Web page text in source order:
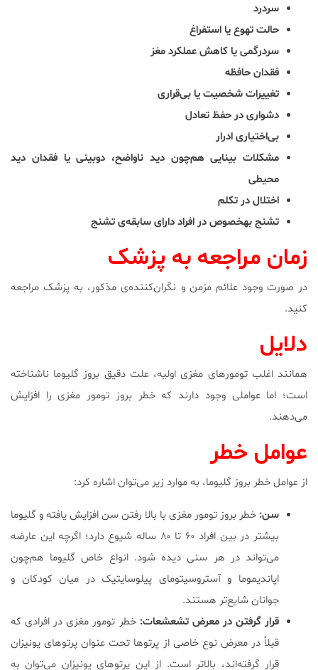
سردرد
حالت تهوع یا استفراغ
سردرگمی یا کاهش عملکرد مغز
فقدان حافظه
تغییرات شخصیت یا بی‌قراری
دشواری در حفظ تعادل
بی‌اختیاری ادرار
مشکلات بینایی هم‌چون دید ناواضح، دوبینی یا فقدان دید
محیطی
اختلال در تکلم
تشنج به‎خصوص در افراد دارای سابقه‌ی تشنج
زمان مراجعه به پزشک
در صورت وجود علائم مزمن و نگران‌کننده‌ی مذکور، به پزشک مراجعه
کنید.
دلایل
همانند اغلب تومورهای مغزی اولیه، علت دقیق بروز گلیوما ناشناخته
است؛ اما عواملی وجود دارند که خطر بروز تومور مغزی را افزایش
می‌دهند.
عوامل خطر
از عوامل خطر بروز گلیوما، به موارد زیر می‌توان اشاره کرد:
سن: خطر بروز تومور مغزی با بالا رفتن سن افزایش یافته و گلیوما
بیشتر در بین افراد ۶۰ تا ۸۰ ساله شیوع دارد؛ اگرچه این عارضه
می‌تواند در هر سنی دیده شود. انواع خاص گلیوما هم‌چون
اپاندیموما و آستروسیتومای پیلوسایتیک در میان کودکان و
جوانان شایع‌تر هستند.
قرار گرفتن در معرض تشعشعات: خطر تومور مغزی در افرادی که
قبلاً در معرض نوع خاصی از پرتوها تحت عنوان پرتوهای یونیزان
قرار گرفته‌اند، بالاتر است. از این پرتوهای یونیزان می‌توان به